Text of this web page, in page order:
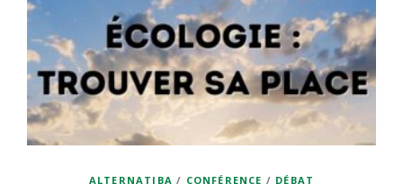
ALTERNATIBA / CONFÉRENCE / DÉBAT